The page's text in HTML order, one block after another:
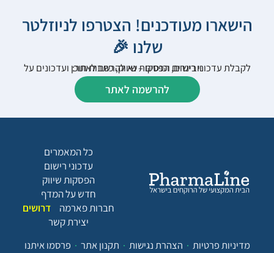
הישארו מעודכנים! הצטרפו לניוזלטר
שלנו 🎉
לקבלת עדכוני רישום, הפסקות שיווק, כתבות תוכן ועדכונים על וובינרים וכנסים – נא להרשם לאתר:
להרשמה לאתר
כל המאמרים
עדכוני רישום
הפסקות שיווק
חדש על המדף
חברות פארמה
דרושים
יצירת קשר
מדיניות פרטיות
הצהרת נגישות תקנון אתר פרסמו איתנו